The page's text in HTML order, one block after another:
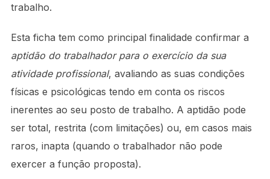
trabalho.
Esta ficha tem como principal finalidade confirmar a
aptidão do trabalhador para o exercício da sua
atividade profissional, avaliando as suas condições
físicas e psicológicas tendo em conta os riscos
inerentes ao seu posto de trabalho. A aptidão pode
ser total, restrita (com limitações) ou, em casos mais
raros, inapta (quando o trabalhador não pode
exercer a função proposta).